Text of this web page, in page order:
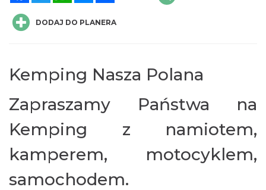
DODAJ DO PLANERA
Kemping Nasza Polana
Zapraszamy Państwa na
Kemping z namiotem,
kamperem, motocyklem,
samochodem.